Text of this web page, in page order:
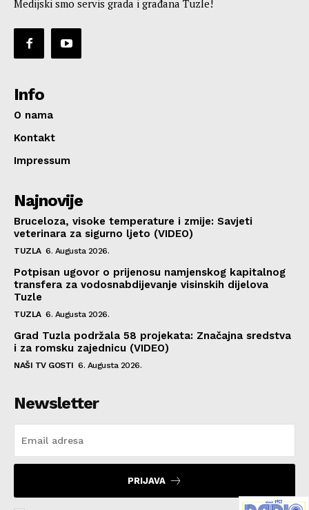
Medijski smo servis grada i građana Tuzle!
Info
O nama
Kontakt
Impressum
Najnovije
Bruceloza, visoke temperature i zmije: Savjeti
veterinara za sigurno ljeto (VIDEO)
TUZLA 6. Augusta 2026.
Potpisan ugovor o prijenosu namjenskog kapitalnog
transfera za vodosnabdijevanje visinskih dijelova
Tuzle
TUZLA 6. Augusta 2026.
Grad Tuzla podržala 58 projekata: Značajna sredstva
i za romsku zajednicu (VIDEO)
NAŠI TV GOSTI 6. Augusta 2026.
Newsletter
PRIJAVA